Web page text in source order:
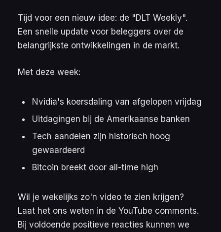
Tijd voor een nieuw idee: de "DLT Weekly".
Een snelle update voor beleggers over de
belangrijkste ontwikkelingen in de markt.
Met deze week:
Nvidia's koersdaling van afgelopen vrijdag
Uitdagingen bij de Amerikaanse banken
Tech aandelen zijn historisch hoog
gewaardeerd
Bitcoin breekt door all-time high
Wil je wekelijks zo'n video te zien krijgen?
Laat het ons weten in de YouTube comments.
Bij voldoende positieve reacties kunnen we